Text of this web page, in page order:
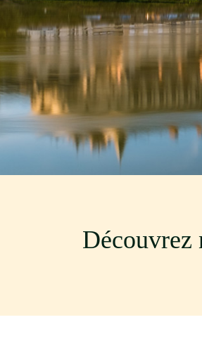
Découvrez